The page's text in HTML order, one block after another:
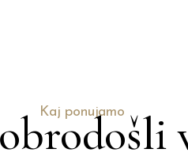
Kaj ponujamo